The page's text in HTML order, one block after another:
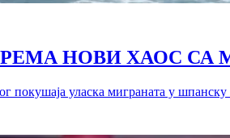
НОВИ ХАОС СА
покушаја уласка миграната у